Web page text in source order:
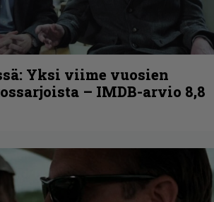
Yksi viime vuosien
– IMDB-arvio 8,8